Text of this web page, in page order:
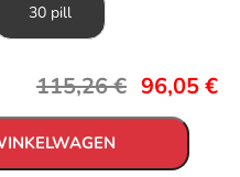
30 pill
115,26€ 96,05€